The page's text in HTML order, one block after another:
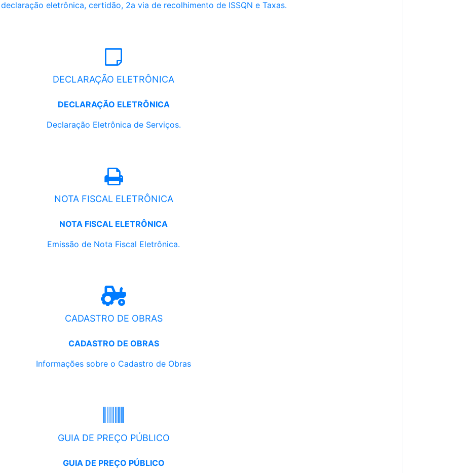
eletrônica, certidão, 2a via de recolhimento de ISSQN e Taxas.
DECLARAÇÃO ELETRÔNICA
DECLARAÇÃO ELETRÔNICA
Declaração Eletrônica de Serviços.
NOTA FISCAL ELETRÔNICA
NOTA FISCAL ELETRÔNICA
Emissão de Nota Fiscal Eletrônica.
CADASTRO DE OBRAS
CADASTRO DE OBRAS
Informações sobre o Cadastro de Obras
GUIA DE PREÇO PÚBLICO
GUIA DE PREÇO PÚBLICO